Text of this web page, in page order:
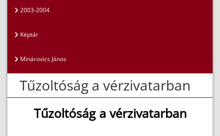
2003-2004
Képtár
Minárovics János
Tűzoltóság a vérzivatarban
Tűzoltóság a vérzivatarban